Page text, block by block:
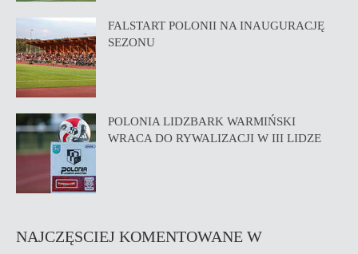
FALSTART POLONII NA INAUGURACJĘ
SEZONU
POLONIA LIDZBARK WARMIŃSKI
WRACA DO RYWALIZACJI W III LIDZE
NAJCZĘSCIEJ KOMENTOWANE W